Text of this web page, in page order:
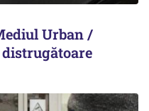
Urban /